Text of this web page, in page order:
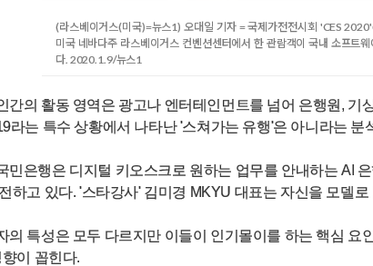
(라스베이거스(미국)=뉴스1) 오대일 기자 = 국제가전전시회 'CES
미국 네바다주 라스베이거스 컨벤션센터에서 한 관람객이 국내 소프
다. 2020.1.9/뉴스1
간의 활동 영역은 광고나 엔터테인먼트를 넘어 은행원,
라는 특수 상황에서 나타난 '스쳐가는 유행'은 아니라는 분
민은행은 디지털 키오스크로 원하는 업무를 안내하는 AI
하고 있다. '스타강사' 김미경 MKYU 대표는 자신을 모델
의 특성은 모두 다르지만 이들이 인기몰이를 하는 핵심
이 꼽힌다.